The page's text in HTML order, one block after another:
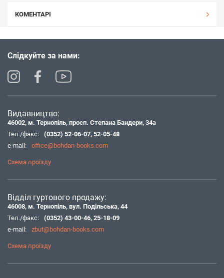
КОМЕНТАРІ
Слідкуйте за нами:
Видавництво:
46002, м. Тернопіль, просп. Степана Бандери, 34а
Тел./факс:
(0352) 52-06-07, 52-05-48
e-mail:
office@bohdan-books.com
Схема проїзду
Відділ гуртового продажу:
46008, м. Тернопіль, вул. Подільська, 44
Тел./факс:
(0352) 43-00-46, 25-18-09
e-mail:
zbut@bohdan-books.com
Схема проїзду